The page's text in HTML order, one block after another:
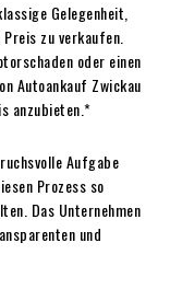
Gelegenheit,
zu verkaufen.
oder einen
Autoankauf Zwickau
anzubieten.*
Aufgabe
Prozess so
Das Unternehmen
und